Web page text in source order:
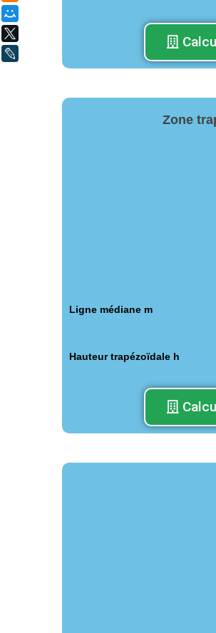
Zone
Ligne médiane m
Hauteur trapézoïdale h